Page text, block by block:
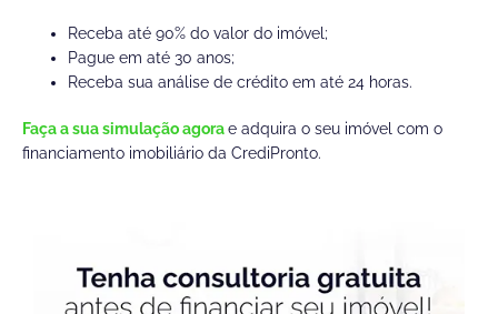
Receba até 90% do valor do imóvel;
Pague em até 30 anos;
Receba sua análise de crédito em até 24 horas.
Faça a sua simulação agorae adquira o seu imóvel com o
financiamento imobiliário da CrediPronto.